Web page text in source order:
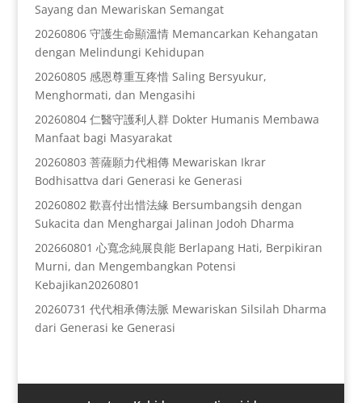
Sayang dan Mewariskan Semangat
20260806 守護生命顯溫情 Memancarkan Kehangatan
dengan Melindungi Kehidupan
20260805 感恩尊重互疼惜 Saling Bersyukur,
Menghormati, dan Mengasihi
20260804 仁醫守護利人群 Dokter Humanis Membawa
Manfaat bagi Masyarakat
20260803 菩薩願力代相傳 Mewariskan Ikrar
Bodhisattva dari Generasi ke Generasi
20260802 歡喜付出惜法緣 Bersumbangsih dengan
Sukacita dan Menghargai Jalinan Jodoh Dharma
202660801 心寬念純展良能 Berlapang Hati, Berpikiran
Murni, dan Mengembangkan Potensi
Kebajikan20260801
20260731 代代相承傳法脈 Mewariskan Silsilah Dharma
dari Generasi ke Generasi